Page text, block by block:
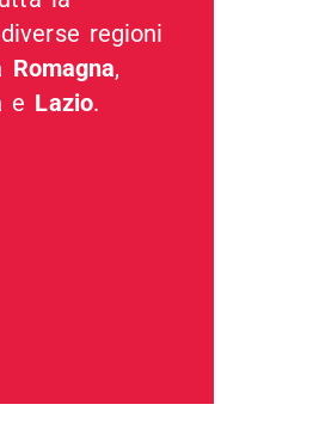
regioni
Romagna,
e Lazio.